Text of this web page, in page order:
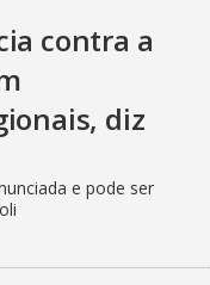
contra a
diz
e pode ser